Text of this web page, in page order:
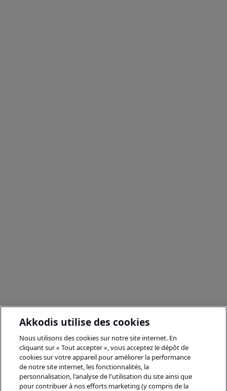
Akkodis utilise des cookies
Nous utilisons des cookies sur notre site internet. En
cliquant sur « Tout accepter », vous acceptez le dépôt de
cookies sur votre appareil pour améliorer la performance
de notre site internet, les fonctionnalités, la
personnalisation, l'analyse de l'utilisation du site ainsi que
pour contribuer à nos efforts marketing (y compris de la